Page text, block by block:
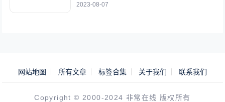
2023-08-07
网站地图 所有文章 标签合集 关于我们 联系我们
Copyright © 2000-2024 非常在线 版权所有